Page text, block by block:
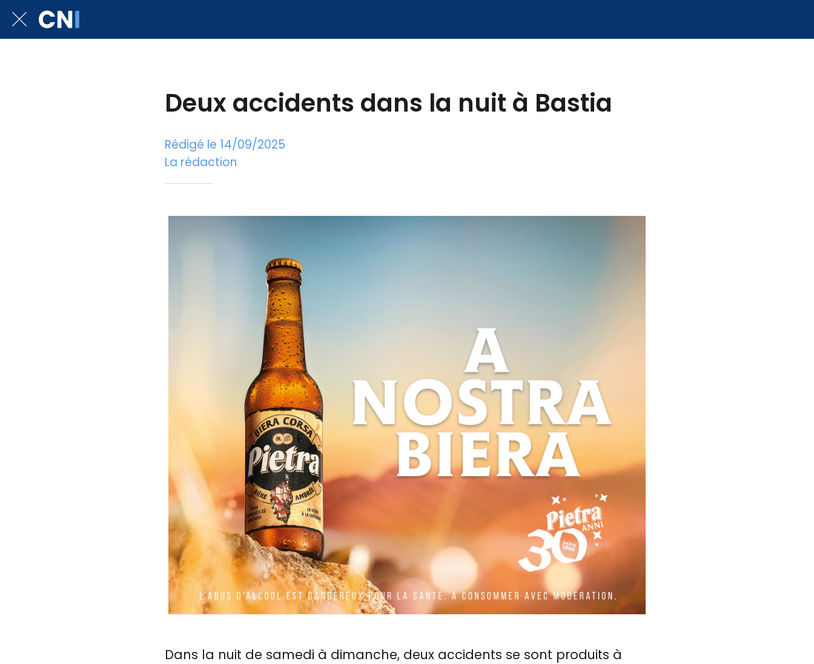
Deux accidents dans la nuit à Bastia
Rédigé le 14/09/2025
La rédaction
Dans la nuit de samedi à dimanche, deux accidents se sont produits à